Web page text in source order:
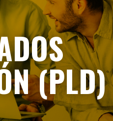
(PLD)